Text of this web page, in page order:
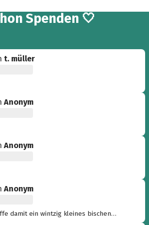
27
Spenden 🤍
t. müller
Anonym
Anonym
Anonym
damit ein wintzig kleines bischen